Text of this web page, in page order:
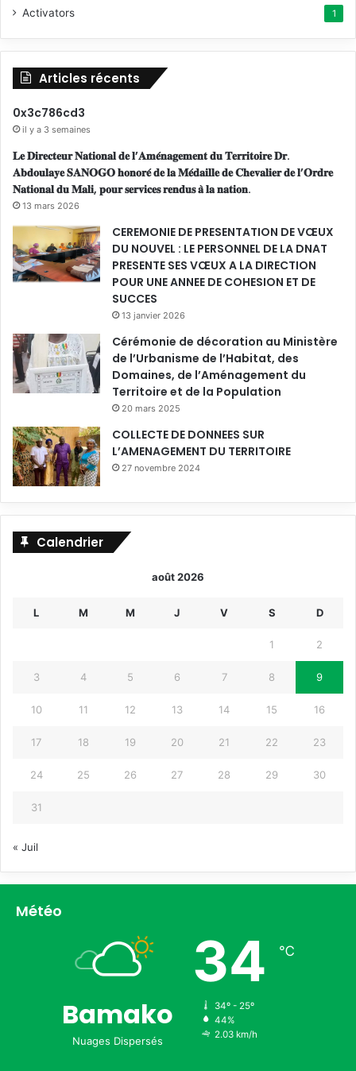
Activators 1
Articles récents
0x3c786cd3
il y a 3 semaines
𝐋𝐞 𝐃𝐢𝐫𝐞𝐜𝐭𝐞𝐮𝐫 𝐍𝐚𝐭𝐢𝐨𝐧𝐚𝐥 𝐝𝐞 𝐥’𝐀𝐦𝐞́𝐧𝐚𝐠𝐞𝐦𝐞𝐧𝐭 𝐝𝐮 𝐓𝐞𝐫𝐫𝐢𝐭𝐨𝐢𝐫𝐞 𝐃𝐫.
𝐀𝐛𝐝𝐨𝐮𝐥𝐚𝐲𝐞 𝐒𝐀𝐍𝐎𝐆𝐎 𝐡𝐨𝐧𝐨𝐫𝐞́ 𝐝𝐞 𝐥𝐚 𝐌𝐞́𝐝𝐚𝐢𝐥𝐥𝐞 𝐝𝐞 𝐂𝐡𝐞𝐯𝐚𝐥𝐢𝐞𝐫 𝐝𝐞 𝐥’𝐎𝐫𝐝𝐫𝐞
𝐍𝐚𝐭𝐢𝐨𝐧𝐚𝐥 𝐝𝐮 𝐌𝐚𝐥𝐢, 𝐩𝐨𝐮𝐫 𝐬𝐞𝐫𝐯𝐢𝐜𝐞𝐬 𝐫𝐞𝐧𝐝𝐮𝐬 𝐚̀ 𝐥𝐚 𝐧𝐚𝐭𝐢𝐨𝐧.
13 mars 2026
CEREMONIE DE PRESENTATION DE VŒUX
DU NOUVEL : LE PERSONNEL DE LA DNAT
PRESENTE SES VŒUX A LA DIRECTION
POUR UNE ANNEE DE COHESION ET DE
SUCCES
13 janvier 2026
Cérémonie de décoration au Ministère
de l’Urbanisme de l’Habitat, des
Domaines, de l’Aménagement du
Territoire et de la Population
20 mars 2025
COLLECTE DE DONNEES SUR
L’AMENAGEMENT DU TERRITOIRE
27 novembre 2024
Calendrier
août 2026
L M M J V S D
1 2
3 4 5 6 7 8 9
10 11 12 13 14 15 16
17 18 19 20 21 22 23
24 25 26 27 28 29 30
31
« Juil
Météo
Bamako
Nuages Dispersés
34 ℃
34º - 25º
44%
2.03 km/h